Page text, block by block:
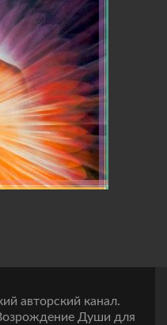
авторский канал.
Души для